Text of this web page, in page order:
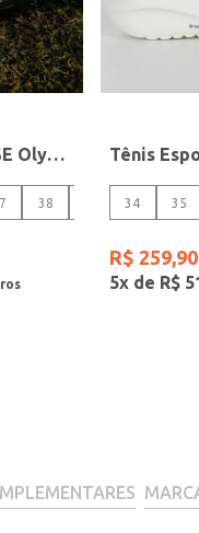
Tênis Jogging 101 SE Olympikus Feminino BEGE
38 34 35
R$ 259,90
5x de R$